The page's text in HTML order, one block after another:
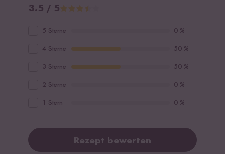
3.5 / 5
5 Sterne 0 %
4 Sterne 50 %
3 Sterne 50 %
2 Sterne 0 %
1 Stern 0 %
Rezept bewerten